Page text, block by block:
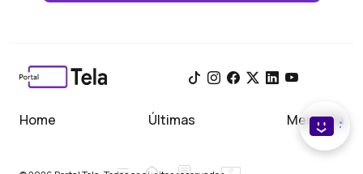
Home Últimas Meu Tela